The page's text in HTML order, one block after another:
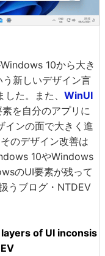
10から大き
う新しいデザイン言
た。また、 WinUI
を自分のアプリに
インの面で大きく進
のデザイン改善は
10やWindows
のUI要素が残って
うブログ・NTDEV
of UI inconsis